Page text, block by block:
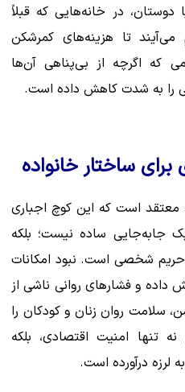
دوستان، در خانه‌هایی که قبلاً
می‌آیند تا هزینه‌های کمرشکن
که اگرچه از بی‌پناهی آن‌ها
را به شدت کاهش داده است.
ساختار خانواده
معتقد است که این کوچ اجباری
جابه‌جایی ساده نیست؛ بلکه
حریم شخصی است. نبود امکانات
داده و فشارهای روانی ناشی از
سلامت روان زنان و کودکان را
تنها امنیت اقتصادی، بلکه
لرزه درآورده است.